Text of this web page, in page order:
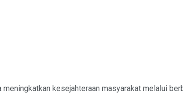
kesejahteraan masyarakat melalui